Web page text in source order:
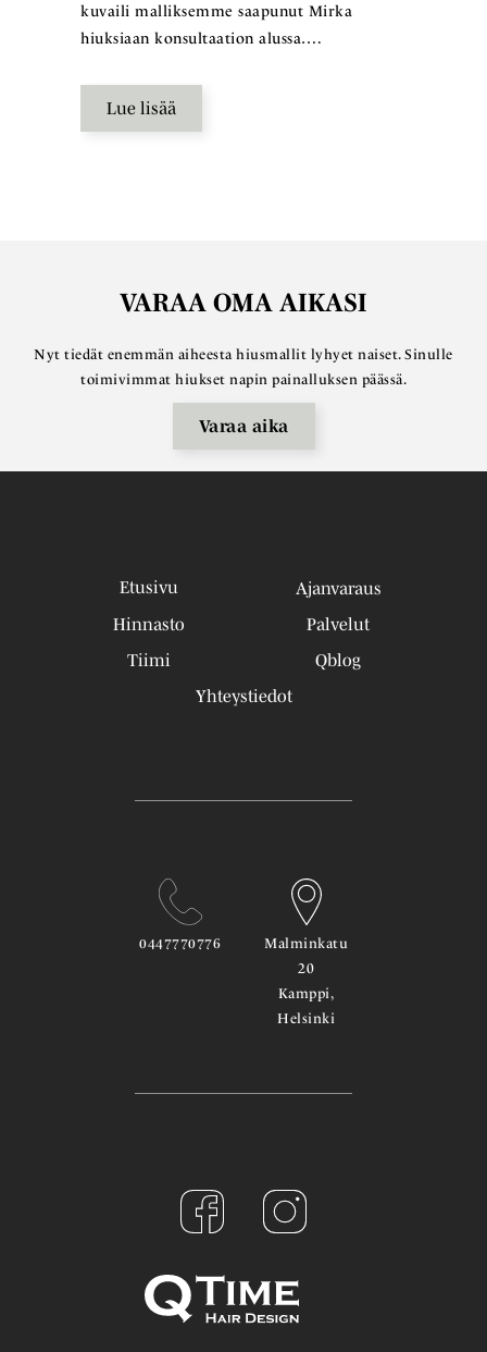
kuvaili malliksemme saapunut Mirka
hiuksiaan konsultaation alussa….
Lue lisää
VARAA OMA AIKASI
Nyt tiedät enemmän aiheesta hiusmallit lyhyet naiset. Sinulle
toimivimmat hiukset napin painalluksen päässä.
Varaa aika
Etusivu
Ajanvaraus
Hinnasto
Palvelut
Tiimi
Qblog
Yhteystiedot
0447770776
Malminkatu
20
Kamppi,
Helsinki